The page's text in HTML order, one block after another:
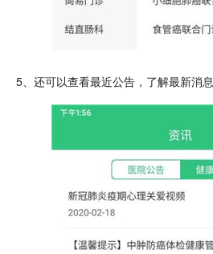
5、还可以查看最近公告，了解最新消息